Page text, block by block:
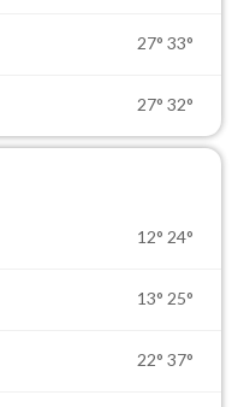
27° 33°
27° 32°
12° 24°
13° 25°
22° 37°